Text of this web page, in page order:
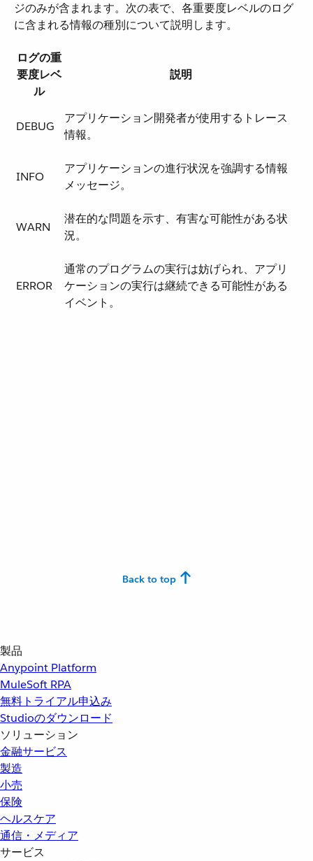
ジのみが含まれます。次の表で、各重要度レベルのログ
に含まれる情報の種別について説明します。
ログの重
要度レベ
ル
説明
DEBUG
アプリケーション開発者が使用するトレース
情報。
INFO
アプリケーションの進行状況を強調する情報
メッセージ。
WARN
潜在的な問題を示す、有害な可能性がある状
況。
ERROR
通常のプログラムの実行は妨げられ、アプリ
ケーションの実行は継続できる可能性がある
イベント。
Back to top
製品
Anypoint Platform
MuleSoft RPA
無料トライアル申込み
Studioのダウンロード
ソリューション
金融サービス
製造
小売
保険
ヘルスケア
通信・メディア
サービス